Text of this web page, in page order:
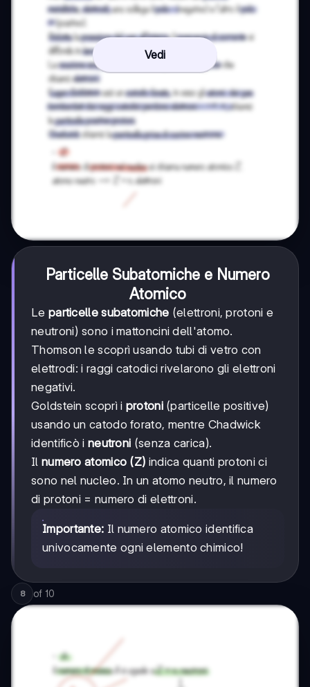
Vedi
Particelle Subatomiche e Numero
Atomico
Le particelle subatomiche (elettroni, protoni e
neutroni) sono i mattoncini dell'atomo.
Thomson le scoprì usando tubi di vetro con
elettrodi: i raggi catodici rivelarono gli elettroni
negativi.
Goldstein scoprì i protoni(particelle positive)
usando un catodo forato, mentre Chadwick
identificò i neutroni (senza carica).
Il numero atomico (Z) indica quanti protoni ci
sono nel nucleo. In un atomo neutro, il numero
di protoni = numero di elettroni.
Importante: Il numero atomico identifica
univocamente ogni elemento chimico!
8 of 10